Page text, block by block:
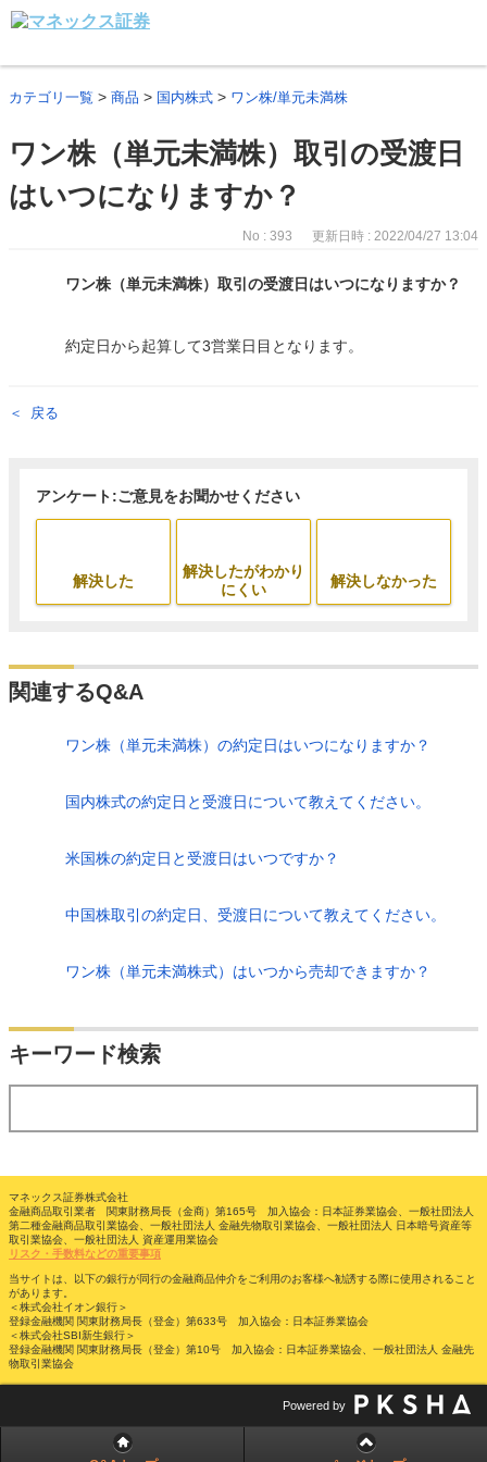
カテゴリ一覧 > 商品 > 国内株式 > ワン株/単元未満株
ワン株（単元未満株）取引の受渡日
はいつになりますか？
No : 393 更新日時 : 2022/04/27 13:04
ワン株（単元未満株）取引の受渡日はいつになりますか？
約定日から起算して3営業日目となります。
戻る
アンケート:ご意見をお聞かせください
解決した
解決したがわかり
にくい
解決しなかった
関連するQ&A
ワン株（単元未満株）の約定日はいつになりますか？
国内株式の約定日と受渡日について教えてください。
米国株の約定日と受渡日はいつですか？
中国株取引の約定日、受渡日について教えてください。
ワン株（単元未満株式）はいつから売却できますか？
キーワード検索
マネックス証券株式会社
金融商品取引業者 関東財務局長（金商）第165号 加入協会：日本証券業協会、一般社団法人
第二種金融商品取引業協会、一般社団法人 金融先物取引業協会、一般社団法人 日本暗号資産等
取引業協会、一般社団法人 資産運用業協会
リスク・手数料などの重要事項
当サイトは、以下の銀行が同行の金融商品仲介をご利用のお客様へ勧誘する際に使用されること
があります。
＜株式会社イオン銀行＞
登録金融機関 関東財務局長（登金）第633号 加入協会：日本証券業協会
＜株式会社SBI新生銀行＞
登録金融機関 関東財務局長（登金）第10号 加入協会：日本証券業協会、一般社団法人 金融先
物取引業協会
Powered by